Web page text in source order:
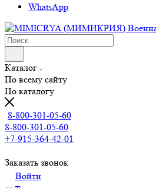
WhatsApp
Каталог
По всему сайту
По каталогу
8-800-301-05-60
8-800-301-05-60
+7-915-364-42-01
Заказать звонок
Войти